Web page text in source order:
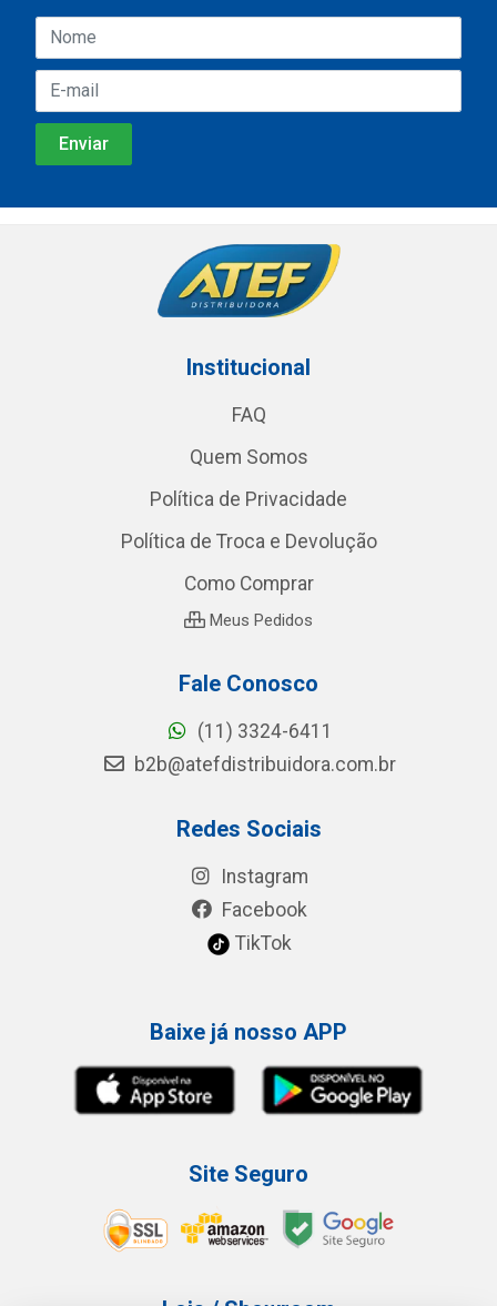
Institucional
FAQ
Quem Somos
Política de Privacidade
Política de Troca e Devolução
Como Comprar
Meus Pedidos
Fale Conosco
(11) 3324-6411
b2b@atefdistribuidora.com.br
Redes Sociais
Instagram
Facebook
TikTok
Baixe já nosso APP
Site Seguro